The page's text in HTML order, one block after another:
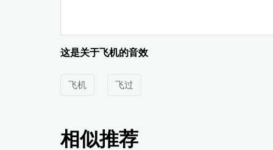
这是关于飞机的音效
飞机 飞过
相似推荐